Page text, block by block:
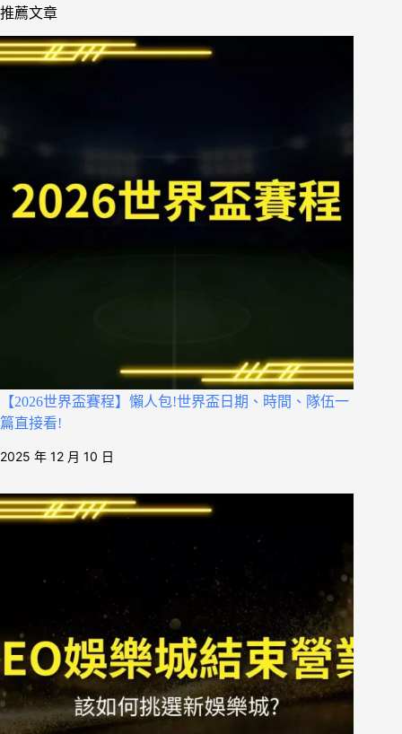
推薦文章
【2026世界盃賽程】懶人包!世界盃日期、時間、隊伍一
篇直接看!
2025 年 12 月 10 日